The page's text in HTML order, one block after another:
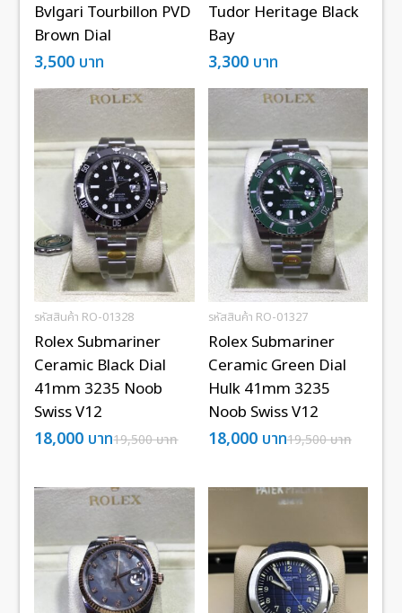
Bvlgari Tourbillon PVD
Brown Dial
3,500 บาท
Tudor Heritage Black
Bay
3,300 บาท
รหัสสินค้า RO-01328
Rolex Submariner
Ceramic Black Dial
41mm 3235 Noob
Swiss V12
19,500บาท
18,000 บาท
รหัสสินค้า RO-01327
Rolex Submariner
Ceramic Green Dial
Hulk 41mm 3235
Noob Swiss V12
19,500บาท
18,000 บาท